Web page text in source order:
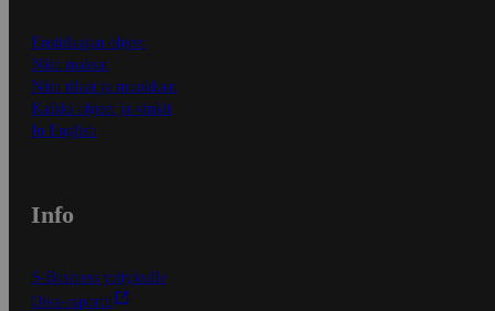
Ensitilaajan ohjeet
Näin maksat
Näin tilaat ja muokkaat
Kaikki ohjeet ja vinkit
In English
Info
S-Business yrityksille
Oiva-raportit